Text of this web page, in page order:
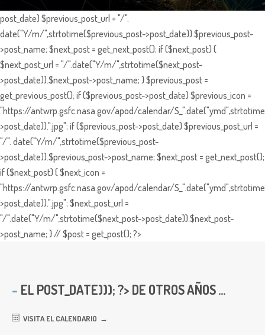
post_date) $previous_post_url = "/".
date("Y/m/",strtotime($previous_post->post_date)).$previous_post-
>post_name; $next_post = get_next_post(); if ($next_post) {
$next_post_url = "/".date("Y/m/",strtotime($next_post-
>post_date)).$next_post->post_name; } $previous_post =
get_previous_post(); if ($previous_post->post_date) $previous_icon =
"https://antwrp.gsfc.nasa.gov/apod/calendar/
>post_date)).".jpg"; if ($previous_post->post_date) $previous_post_url =
"/". date("Y/m/",strtotime($previous_post-
>post_date)).$previous_post->post_name; $next_post = get_next_post();
if ($next_post) { $next_icon =
"https://antwrp.gsfc.nasa.gov/apod/calendar/
>post_date)).".jpg"; $next_post_url =
"/".date("Y/m/",strtotime($next_post->post_date)).$next_post-
>post_name; } // $post = get_post(); ?>
EL POST_DATE))); ?> DE OTROS AÑOS ...
VISITA EL CALENDARIO